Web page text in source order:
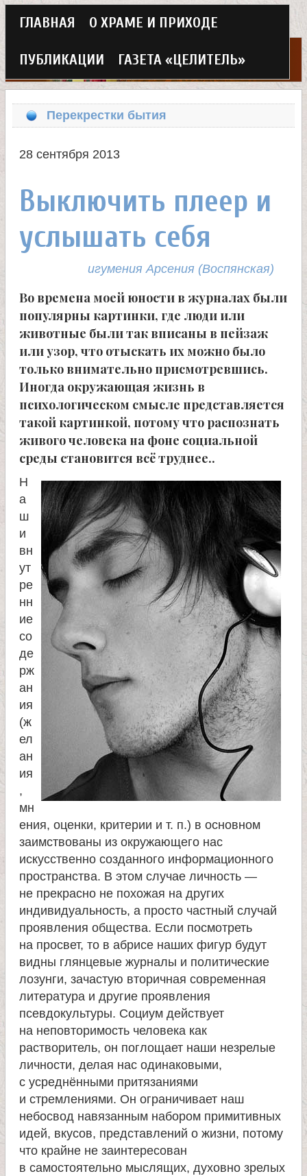
Перейти
к
основному
содержанию
Х
р
м
в
л
и
к
о
м
у
ч
е
н
и
к
и
ц
л
и
л
я
П
н
Г
л
а
в
н
о
е
м
е
ю
ГЛАВНАЯ О ХРАМЕ И ПРИХОДЕ
ПУБЛИКАЦИИ ГАЗЕТА «ЦЕЛИТЕЛЬ»
Перекрестки бытия
28 сентября 2013
Выключить плеер и
услышать себя
игумения Арсения (Воспянская)
Во времена моей юности в журналах были
популярны картинки, где люди или
животные были так вписаны в пейзаж
или узор, что отыскать их можно было
только внимательно присмотревшись.
Иногда окружающая жизнь в
психологическом смысле представляется
такой картинкой, потому что распознать
живого человека на фоне социальной
среды становится всё труднее..
Н
а
ш
и
вн
ут
ре
нн
ие
со
де
рж
ан
ия
(ж
ел
ан
ия
,
мн
ения, оценки, критерии и т. п.) в основном
заимствованы из окружающего нас
искусственно созданного информационного
пространства. В этом случае личность —
не прекрасно не похожая на других
индивидуальность, а просто частный случай
проявления общества. Если посмотреть
на просвет, то в абрисе наших фигур будут
видны глянцевые журналы и политические
лозунги, зачастую вторичная современная
литература и другие проявления
псевдокультуры. Социум действует
на неповторимость человека как
растворитель, он поглощает наши незрелые
личности, делая нас одинаковыми,
с усреднёнными притязаниями
и стремлениями. Он ограничивает наш
небосвод навязанным набором примитивных
идей, вкусов, представлений о жизни, потому
что крайне не заинтересован
в самостоятельно мыслящих, духовно зрелых